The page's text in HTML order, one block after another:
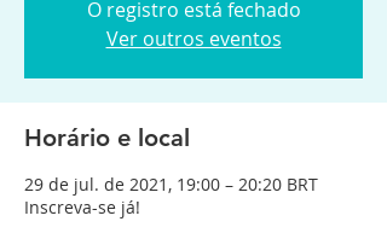
O registro está fechado
Ver outros eventos
Horário e local
29 de jul. de 2021, 19:00 – 20:20 BRT
Inscreva-se já!